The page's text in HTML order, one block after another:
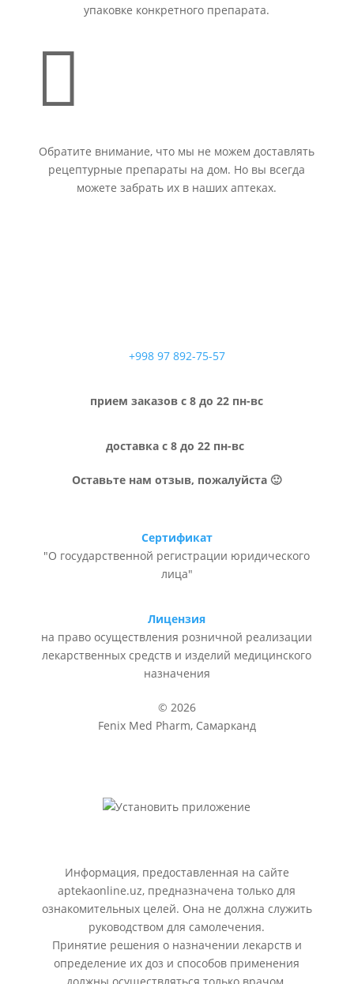
упаковке конкретного препарата.

Обратите внимание, что мы не можем доставлять
рецептурные препараты на дом. Но вы всегда
можете забрать их в наших аптеках.
+998 97 892-75-57
прием заказов с 8 до 22 пн-вс
доставка с 8 до 22 пн-вс
Оставьте нам отзыв, пожалуйста 🙂
Сертификат
"О государственной регистрации юридического
лица"
Лицензия
на право осуществления розничной реализации
лекарственных средств и изделий медицинского
назначения
© 2026
Fenix Med Pharm, Самарканд
Информация, предоставленная на сайте
aptekaonline.uz, предназначена только для
ознакомительных целей. Она не должна служить
руководством для самолечения.
Принятие решения о назначении лекарств и
определение их доз и способов применения